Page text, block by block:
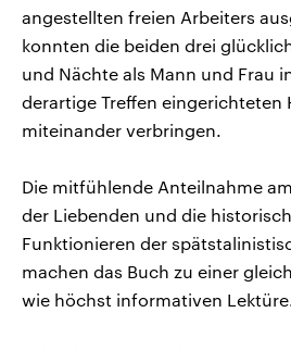
angestellten freien Arbeiters
konnten die beiden drei
und Nächte als Mann und Frau
derartige Treffen eingerichteten
miteinander verbringen.
Die mitfühlende Anteilnahme
der Liebenden und die
Funktionieren der
machen das Buch zu einer
wie höchst informativen